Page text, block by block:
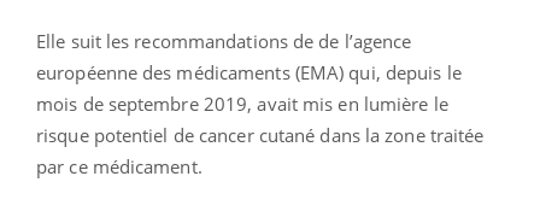
Elle suit les recommandations de de l’agence
européenne des médicaments (EMA) qui, depuis le
mois de septembre 2019, avait mis en lumière le
risque potentiel de cancer cutané dans la zone traitée
par ce médicament.